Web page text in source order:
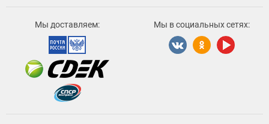
Мы доставляем: Мы в социальных сетях: